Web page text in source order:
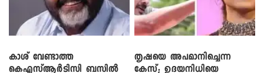
കാശ് വേണ്ടാത്ത
കെഎസ്ആർടിസി ബസിൽ
തൃഷയെ അപമാനിച്ചെന്ന
കേസ്; ഉദയനിധിയെ